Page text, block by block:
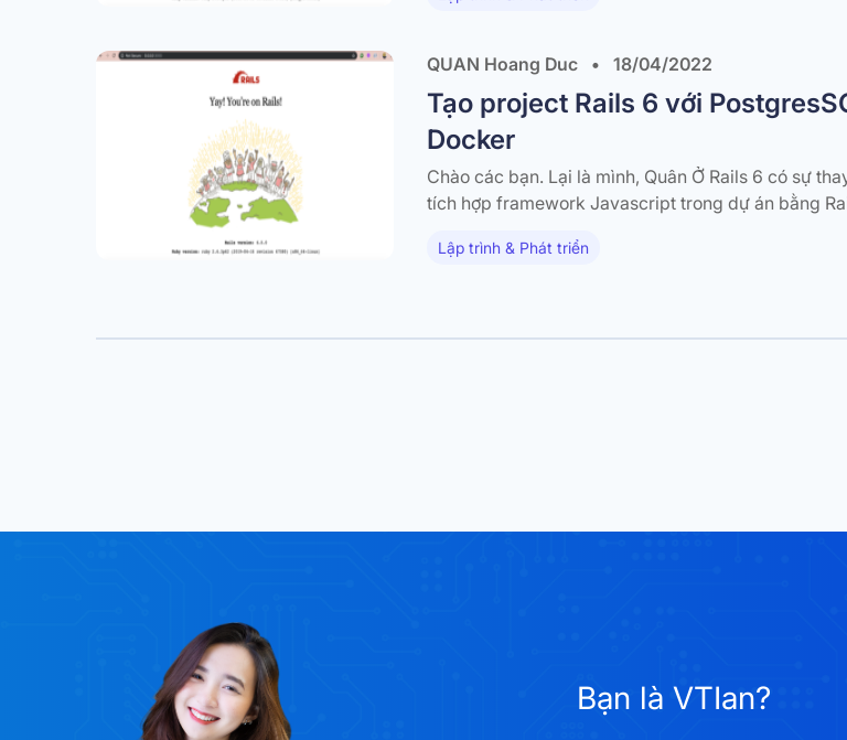
y nodejs postgresql-client npm\ && rm -rf /var/lib/
https://yarnpkg.com/install.sh | bash RUN mkdir /
COPY Gemfile /myapp/Gemfile COPY
RUN bundle install # yarnをインストールする RUN
QUAN Hoang Duc • 18/04/2022
Tạo project Rails 6 với
Docker
Chào các bạn. Lại là mình, Quân Ở Rails 6 có sự
tích hợp framework Javascript trong dự án bằng
chúng ta phải…
Lập trình & Phát triển
Bạn là VTIan?